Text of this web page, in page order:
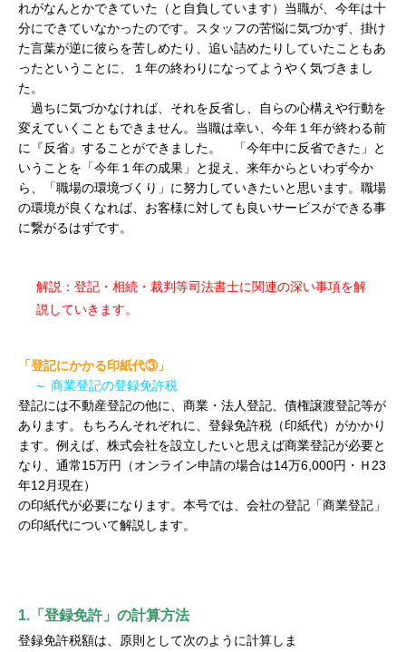
れがなんとかできていた（と自負しています）当職が、今年は十
分にできていなかったのです。スタッフの苦悩に気づかず、掛け
た言葉が逆に彼らを苦しめたり、追い詰めたりしていたこともあ
ったということに、１年の終わりになってようやく気づきまし
た。
過ちに気づかなければ、それを反省し、自らの心構えや行動を
変えていくこともできません。当職は幸い、今年１年が終わる前
に『反省』することができました。 「今年中に反省できた」と
いうことを「今年１年の成果」と捉え、来年からといわず今か
ら、「職場の環境づくり」に努力していきたいと思います。職場
の環境が良くなれば、お客様に対しても良いサービスができる事
に繋がるはずです。
解説：登記・相続・裁判等司法書士に関連の深い事項を解
説していきます。
「登記にかかる印紙代③」
～ 商業登記の登録免許税
登記には不動産登記の他に、商業・法人登記、債権譲渡登記等が
あります。もちろんそれぞれに、登録免許税（印紙代）がかかり
ます。例えば、株式会社を設立したいと思えば商業登記が必要と
なり、通常15万円（オンライン申請の場合は14万6,000円・ Ｈ23
年12月現在）
の印紙代が必要になります。本号では、会社の登記「商業登記」
の印紙代について解説します。
1.「登録免許」の計算方法
登録免許税額は、原則として次のように計算しま